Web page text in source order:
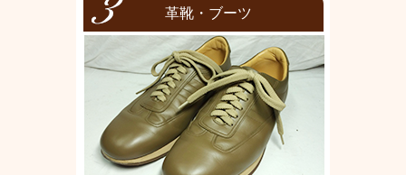
革靴・ブーツ